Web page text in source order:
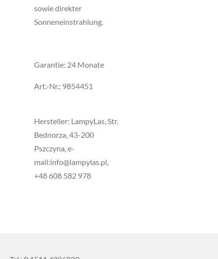
sowie direkter
Sonneneinstrahlung.
Garantie: 24 Monate
Art.-Nr.: 9854451
Hersteller: LampyLas, Str.
Bednorza, 43-200
Pszczyna, e-
mail:info@lampylas.pl,
+48 608 582 978